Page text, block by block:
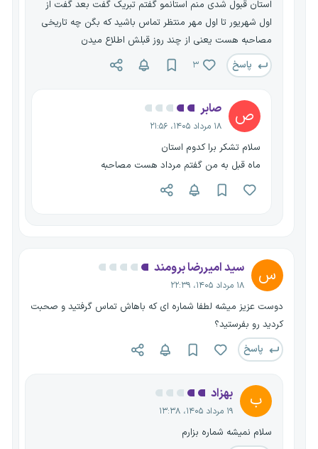
استان قبول شدی منم استانمو گفتم تبریک گفت بعد گفت از
اول شهریور تا اول مهر منتظر تماس باشید که بگن چه تاریخی
مصاحبه هست یعنی از چند روز قبلش اطلاع میدن
پاسخ
۳
ص صابر
۱۸ مرداد ۱۴۰۵، ۲۱:۵۶
سلام تشکر برا کدوم استان
ماه قبل به من گفتم مرداد هست مصاحبه
س سید امیررضا برومند
۱۸ مرداد ۱۴۰۵، ۲۲:۳۹
دوست عزیز میشه لطفا شماره ای که باهاش تماس گرفتید و صحبت
کردید رو بفرستید؟
پاسخ
ب بهزاد
۱۹ مرداد ۱۴۰۵، ۱۳:۳۸
سلام نمیشه شماره بزارم